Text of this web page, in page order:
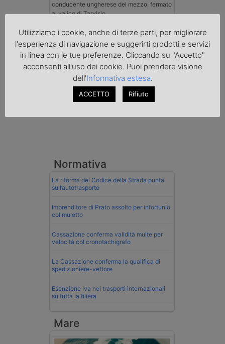
conducente ungherese del mezzo, fermato
al valico di Tarvisio.
Transpotalk
Normativa
La riforma del Codice della Strada punta
sull’autotrasporto
Imprenditore di Prato assolto per infortunio
col muletto
Cassazione conferma validità multe per
velocità col cronotachigrafo
La Cassazione conferma la qualifica di
spedizioniere-vettore
Esenzione Iva nei trasporti internazionali
su tutta la filiera
Mare
Utilizziamo i cookie, anche di terze parti, per migliorare
l'esperienza di navigazione e suggerirti prodotti e servizi
in linea con le tue preferenze. Cliccando su "Accetto"
acconsenti all'uso dei cookie. Puoi prendere visione
dell'Informativa estesa.
ACCETTO Rifiuto